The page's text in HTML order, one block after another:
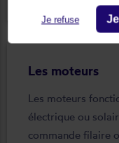
Les moteurs
Les moteurs
électrique ou
commande filaire
Je refuse